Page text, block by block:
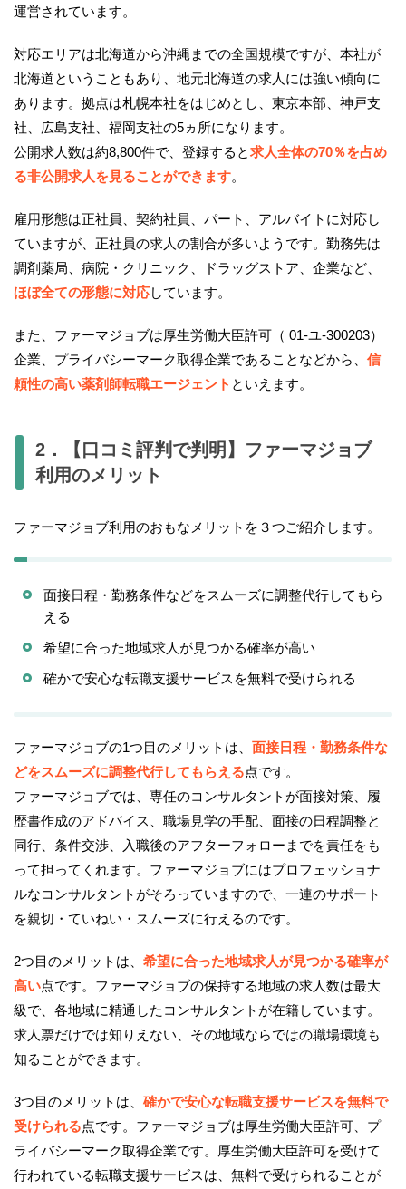
運営されています。
対応エリアは北海道から沖縄までの全国規模ですが、本社が
北海道ということもあり、地元北海道の求人には強い傾向に
あります。拠点は札幌本社をはじめとし、東京本部、神戸支
社、広島支社、福岡支社の5ヵ所になります。
公開求人数は約8,800件で、登録すると求人全体の70％を占め
る非公開求人を見ることができます。
雇用形態は正社員、契約社員、パート、アルバイトに対応し
ていますが、正社員の求人の割合が多いようです。勤務先は
調剤薬局、病院・クリニック、ドラッグストア、企業など、
ほぼ全ての形態に対応しています。
また、ファーマジョブは厚生労働大臣許可（ 01-ユ-300203）
企業、プライバシーマーク取得企業であることなどから、 信
頼性の高い薬剤師転職エージェント といえます。
2．【口コミ評判で判明】ファーマジョブ
利用のメリット
ファーマジョブ利用のおもなメリットを３つご紹介します。
面接日程・勤務条件などをスムーズに調整代行してもら
える
希望に合った地域求人が見つかる確率が高い
確かで安心な転職支援サービスを無料で受けられる
ファーマジョブの1つ目のメリットは、 面接日程・勤務条件な
どをスムーズに調整代行してもらえる点です。
ファーマジョブでは、専任のコンサルタントが面接対策、履
歴書作成のアドバイス、職場見学の手配、面接の日程調整と
同行、条件交渉、入職後のアフターフォローまでを責任をも
って担ってくれます。ファーマジョブにはプロフェッショナ
ルなコンサルタントがそろっていますので、一連のサポート
を親切・ていねい・スムーズに行えるのです。
2つ目のメリットは、 希望に合った地域求人が見つかる確率が
高い点です。ファーマジョブの保持する地域の求人数は最大
級で、各地域に精通したコンサルタントが在籍しています。
求人票だけでは知りえない、その地域ならではの職場環境も
知ることができます。
3つ目のメリットは、 確かで安心な転職支援サービスを無料で
受けられる点です。ファーマジョブは厚生労働大臣許可、プ
ライバシーマーク取得企業です。厚生労働大臣許可を受けて
行われている転職支援サービスは、無料で受けられることが